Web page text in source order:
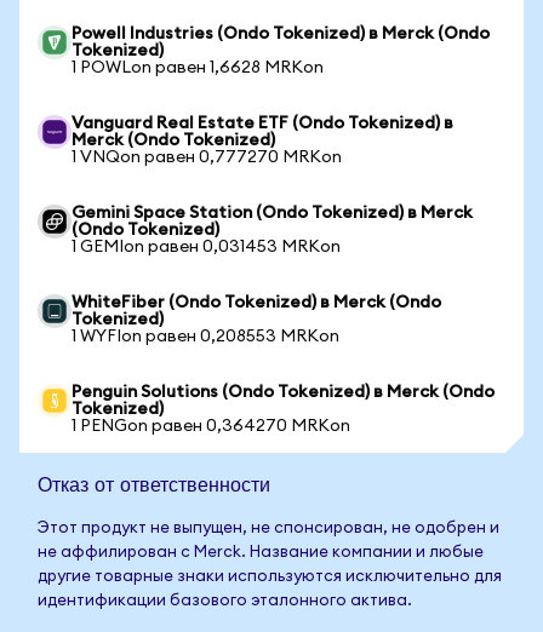
Powell Industries (Ondo Tokenized) в Merck (Ondo
Tokenized)
1 POWLon равен 1,6628 MRKon
Vanguard Real Estate ETF (Ondo Tokenized) в
Merck (Ondo Tokenized)
1 VNQon равен 0,777270 MRKon
Gemini Space Station (Ondo Tokenized) в Merck
(Ondo Tokenized)
1 GEMIon равен 0,031453 MRKon
WhiteFiber (Ondo Tokenized) в Merck (Ondo
Tokenized)
1 WYFIon равен 0,208553 MRKon
Penguin Solutions (Ondo Tokenized) в Merck (Ondo
Tokenized)
1 PENGon равен 0,364270 MRKon
Отказ от ответственности
Этот продукт не выпущен, не спонсирован, не одобрен и
не аффилирован с Merck. Название компании и любые
другие товарные знаки используются исключительно для
идентификации базового эталонного актива.